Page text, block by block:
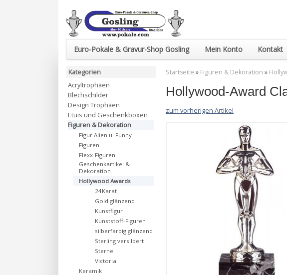
Euro-Pokale & Gravur-Shop Gosling Mein Konto Kontakt
Startseite » Figuren & Dekoration »
Hollywood-Award
zum vorherigen Artikel
Kategorien
Acryltrophäen
Blechschilder
Design Trophäen
Etuis und Geschenkboxen
Figuren & Dekoration
Figur Alien u. Funny
Figuren
Flexx-Figuren
Geschenkartikel &
Dekoration
Hollywood Awards
24Karat
Gold glänzend
Kunstfigur
Kunststoff-Figuren
silberfarbig glänzend
Sterling versilbert
Sterne
Victoria
Keramik